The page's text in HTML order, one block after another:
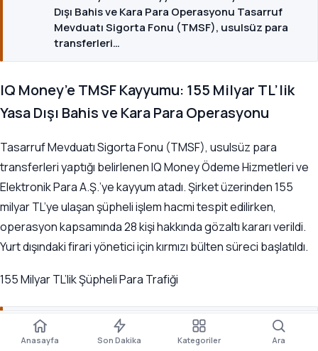
Paylaş Yorum Kaydet Dinle
Dışı Bahis ve Kara Para Operasyonu Tasarruf
Mevduatı Sigorta Fonu (TMSF), usulsüz para
transferleri…
IQ Money’e TMSF Kayyumu: 155 Milyar TL’lik
Yasa Dışı Bahis ve Kara Para Operasyonu
Tasarruf Mevduatı Sigorta Fonu (TMSF), usulsüz para
transferleri yaptığı belirlenen IQ Money Ödeme Hizmetleri ve
Elektronik Para A.Ş.’ye kayyum atadı. Şirket üzerinden 155
milyar TL’ye ulaşan şüpheli işlem hacmi tespit edilirken,
operasyon kapsamında 28 kişi hakkında gözaltı kararı verildi.
Yurt dışındaki firari yönetici için kırmızı bülten süreci başlatıldı.
155 Milyar TL’lik Şüpheli Para Trafiği
İLGINIZI ÇEKEBILIR
EKONOMI
Anasayfa Son Dakika Kategoriler Ara